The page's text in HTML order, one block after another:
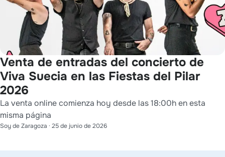
Venta de entradas del concierto de
Viva Suecia en las Fiestas del Pilar
2026
La venta online comienza hoy desde las 18:00h en esta
misma página
Soy de Zaragoza · 25 de junio de 2026